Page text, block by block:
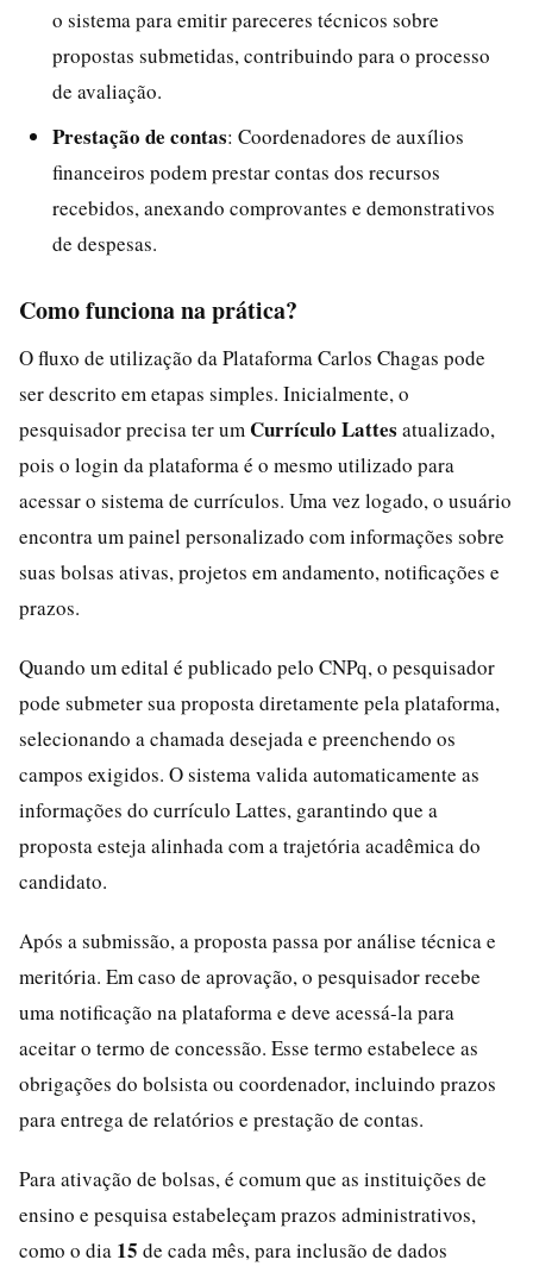
o sistema para emitir pareceres técnicos sobre
propostas submetidas, contribuindo para o processo
de avaliação.
Prestação de contas: Coordenadores de auxílios
financeiros podem prestar contas dos recursos
recebidos, anexando comprovantes e demonstrativos
de despesas.
Como funciona na prática?
O fluxo de utilização da Plataforma Carlos Chagas pode
ser descrito em etapas simples. Inicialmente, o
pesquisador precisa ter um Currículo Lattes atualizado,
pois o login da plataforma é o mesmo utilizado para
acessar o sistema de currículos. Uma vez logado, o usuário
encontra um painel personalizado com informações sobre
suas bolsas ativas, projetos em andamento, notificações e
prazos.
Quando um edital é publicado pelo CNPq, o pesquisador
pode submeter sua proposta diretamente pela plataforma,
selecionando a chamada desejada e preenchendo os
campos exigidos. O sistema valida automaticamente as
informações do currículo Lattes, garantindo que a
proposta esteja alinhada com a trajetória acadêmica do
candidato.
Após a submissão, a proposta passa por análise técnica e
meritória. Em caso de aprovação, o pesquisador recebe
uma notificação na plataforma e deve acessá-la para
aceitar o termo de concessão. Esse termo estabelece as
obrigações do bolsista ou coordenador, incluindo prazos
para entrega de relatórios e prestação de contas.
Para ativação de bolsas, é comum que as instituições de
ensino e pesquisa estabeleçam prazos administrativos,
como o dia 15 de cada mês, para inclusão de dados